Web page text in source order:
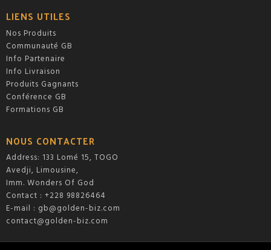
LIENS UTILES
Nos Produits
Communauté GB
Info Partenaire
Info Livraison
Produits Gagnants
Conférence GB
Formations GB
NOUS CONTACTER
Address: 133 Lomé 15, TOGO
Avedji, Limousine,
Imm. Wonders Of God
Contact : +228 98826464
E-mail : gb@golden-biz.com
contact@golden-biz.com